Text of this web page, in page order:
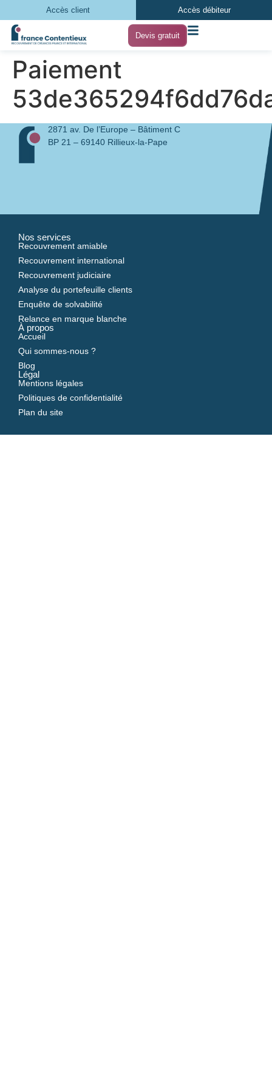
Accès client Accès débiteur
Devis gratuit
Paiement
2871 av. De l’Europe – Bâtiment C
BP 21 – 69140 Rillieux-la-Pape
Nos services
Recouvrement amiable
Recouvrement international
Recouvrement judiciaire
Analyse du portefeuille clients
Enquête de solvabilité
Relance en marque blanche
À propos
Accueil
Qui sommes-nous ?
Blog
Légal
Mentions légales
Politiques de confidentialité
Plan du site